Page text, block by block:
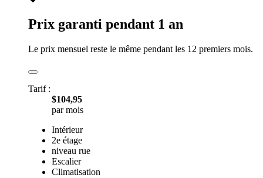
Prix garanti pendant 1 an
Le prix mensuel reste le même pendant les 12 premiers mois.
Tarif :
$104,95
par mois
Intérieur
2e étage
niveau rue
Escalier
Climatisation